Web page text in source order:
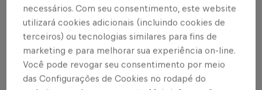
BASE MASCULINA
Garotos do Braga
estreiam contra o
necessários. Com seu consentimento, este website
utilizará cookies adicionais (incluindo cookies de
terceiros) ou tecnologias similares para fins de
marketing e para melhorar sua experiência on-line.
Você pode revogar seu consentimento por meio
das Configurações de Cookies no rodapé do